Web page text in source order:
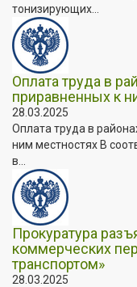
тонизирующих...
Оплата труда в
приравненных к
28.03.2025
Оплата труда в
ним местностях В
в...
Прокуратура
коммерческих
транспортом»
28.03.2025